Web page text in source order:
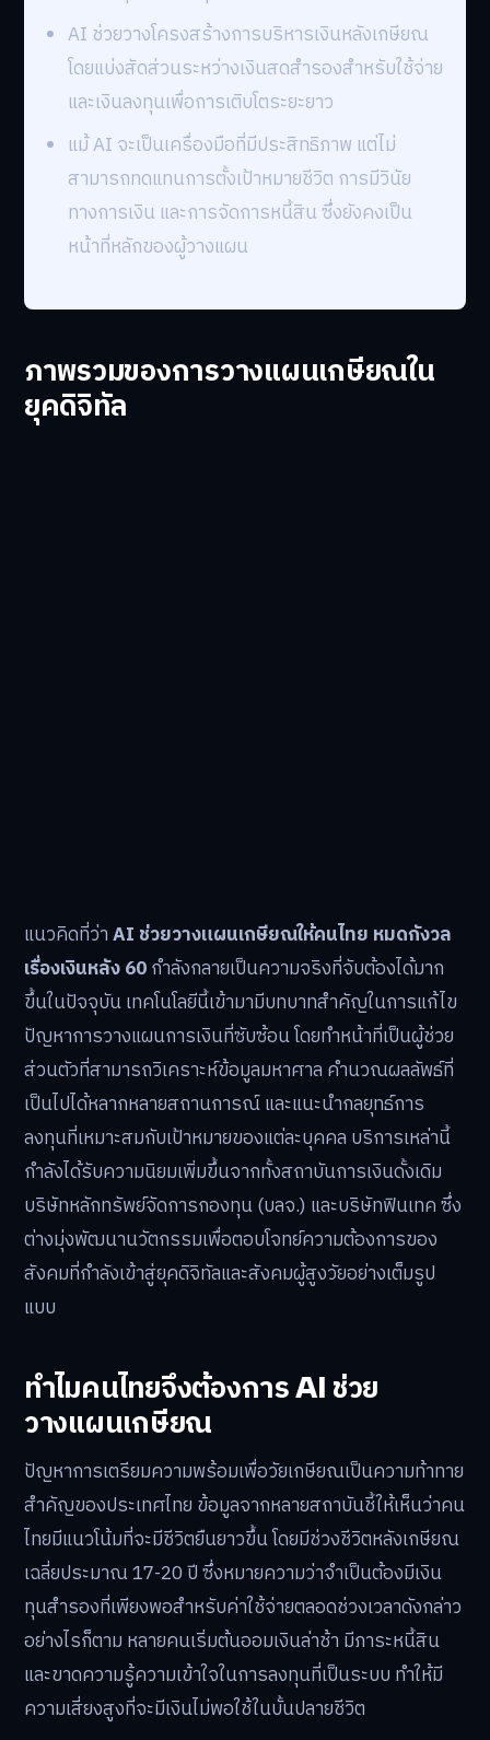
AI ช่วยวางโครงสร้างการบริหารเงินหลังเกษียณ
โดยแบ่งสัดส่วนระหว่างเงินสดสำรองสำหรับใช้จ่าย
และเงินลงทุนเพื่อการเติบโตระยะยาว
แม้ AI จะเป็นเครื่องมือที่มีประสิทธิภาพ แต่ไม่
สามารถทดแทนการตั้งเป้าหมายชีวิต การมีวินัย
ทางการเงิน และการจัดการหนี้สิน ซึ่งยังคงเป็น
หน้าที่หลักของผู้วางแผน
ภาพรวมของการวางแผนเกษียณใน
ยุคดิจิทัล
แนวคิดที่ว่าAI ช่วยวางแผนเกษียณให้คนไทย หมดกังวล
เรื่องเงินหลัง 60กำลังกลายเป็นความจริงที่จับต้องได้มาก
ขึ้นในปัจจุบัน เทคโนโลยีนี้เข้ามามีบทบาทสำคัญในการแก้ไข
ปัญหาการวางแผนการเงินที่ซับซ้อน โดยทำหน้าที่เป็นผู้ช่วย
ส่วนตัวที่สามารถวิเคราะห์ข้อมูลมหาศาล คำนวณผลลัพธ์ที่
เป็นไปได้หลากหลายสถานการณ์ และแนะนำกลยุทธ์การ
ลงทุนที่เหมาะสมกับเป้าหมายของแต่ละบุคคล บริการเหล่านี้
กำลังได้รับความนิยมเพิ่มขึ้นจากทั้งสถาบันการเงินดั้งเดิม
บริษัทหลักทรัพย์จัดการกองทุน (บลจ.) และบริษัทฟินเทค ซึ่ง
ต่างมุ่งพัฒนานวัตกรรมเพื่อตอบโจทย์ความต้องการของ
สังคมที่กำลังเข้าสู่ยุคดิจิทัลและสังคมผู้สูงวัยอย่างเต็มรูป
แบบ
ทำไมคนไทยจึงต้องการ AI ช่วย
วางแผนเกษียณ
ปัญหาการเตรียมความพร้อมเพื่อวัยเกษียณเป็นความท้าทาย
สำคัญของประเทศไทย ข้อมูลจากหลายสถาบันชี้ให้เห็นว่าคน
ไทยมีแนวโน้มที่จะมีชีวิตยืนยาวขึ้น โดยมีช่วงชีวิตหลังเกษียณ
เฉลี่ยประมาณ 17-20 ปี ซึ่งหมายความว่าจำเป็นต้องมีเงิน
ทุนสำรองที่เพียงพอสำหรับค่าใช้จ่ายตลอดช่วงเวลาดังกล่าว
อย่างไรก็ตาม หลายคนเริ่มต้นออมเงินล่าช้า มีภาระหนี้สิน
และขาดความรู้ความเข้าใจในการลงทุนที่เป็นระบบ ทำให้มี
ความเสี่ยงสูงที่จะมีเงินไม่พอใช้ในบั้นปลายชีวิต